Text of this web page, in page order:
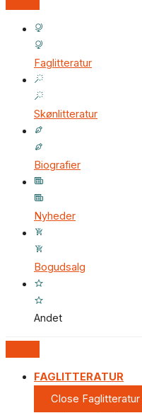
Faglitteratur
Skønlitteratur
Biografier
Nyheder
Bogudsalg
Andet
FAGLITTERATUR
Close Faglitteratur